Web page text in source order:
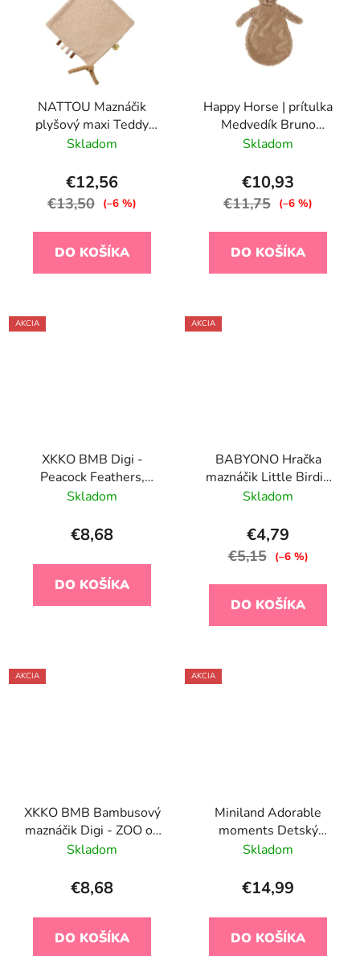
NATTOU Maznáčik
plyšový maxi Teddy
zajačik 28 x 28 cm, 0m+
Skladom
€12,56
€13,50 (–6 %)
DO KOŠÍKA
Happy Horse | prítulka
Medvedík Bruno
veľkosť: 25 cm
Skladom
€10,93
€11,75 (–6 %)
DO KOŠÍKA
AKCIA
XKKO BMB Digi -
Peacock Feathers,
Bambusový maznáčik
Skladom
€8,68
DO KOŠÍKA
AKCIA
BABYONO Hračka
maznáčik Little Birdie
0m+
Skladom
€4,79
€5,15 (–6 %)
DO KOŠÍKA
AKCIA
XKKO BMB Bambusový
maznáčik Digi - ZOO on
the Road
Skladom
€8,68
DO KOŠÍKA
AKCIA
Miniland Adorable
moments Detský
zmyslový mojkáčik
Skladom
€14,99
DO KOŠÍKA